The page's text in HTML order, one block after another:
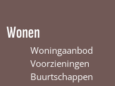
Wonen
Woningaanbod
Voorzieningen
Buurtschappen